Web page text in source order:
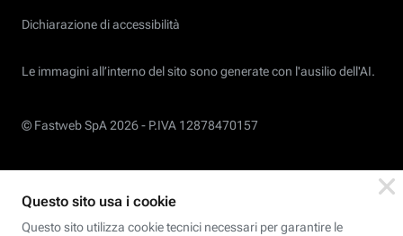
Dichiarazione di accessibilità
Le immagini all’interno del sito sono generate con l'ausilio dell'AI.
© Fastweb SpA 2026 - P.IVA 12878470157